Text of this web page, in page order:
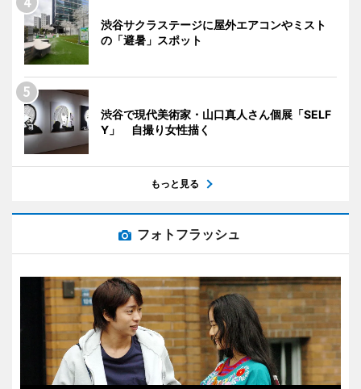
渋谷サクラステージに屋外エアコンやミスト
の「避暑」スポット
渋谷で現代美術家・山口真人さん個展「SELF
Y」 自撮り女性描く
もっと見る
フォトフラッシュ